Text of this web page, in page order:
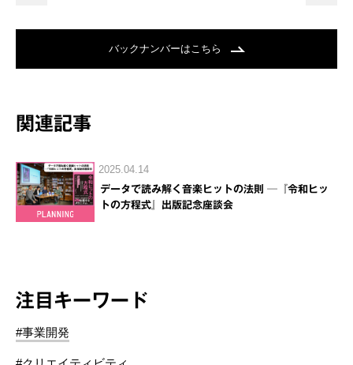
バックナンバーはこちら
関連記事
2025.04.14
データで読み解く音楽ヒットの法則 ─『令和ヒッ
トの方程式』出版記念座談会
注目キーワード
#事業開発